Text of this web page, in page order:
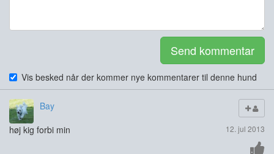
Send kommentar
Vis besked når der kommer nye kommentarer til denne hund
Bay
12. jul 2013
høj kig forbi min